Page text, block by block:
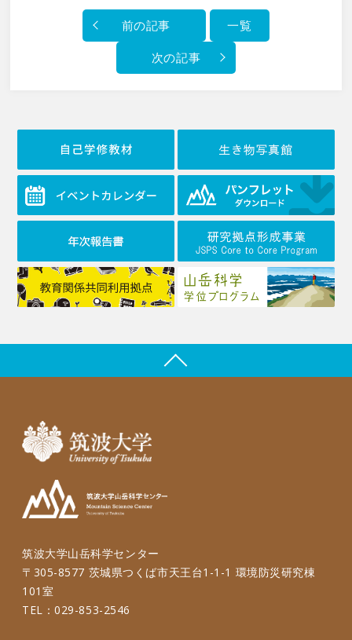
前の記事 一覧
次の記事
筑波大学山岳科学センター
〒305-8577 茨城県つくば市天王台1-1-1 環境防災研究棟
101室
TEL：029-853-2546